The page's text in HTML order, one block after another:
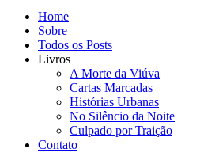
Home
Sobre
Todos os Posts
Livros
A Morte da Viúva
Cartas Marcadas
Histórias Urbanas
No Silêncio da Noite
Culpado por Traição
Contato